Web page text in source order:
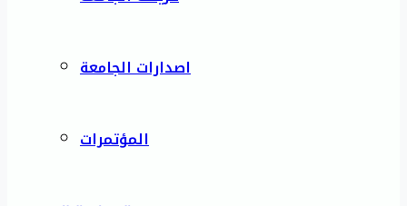
اصدارات الجامعة
المؤتمرات